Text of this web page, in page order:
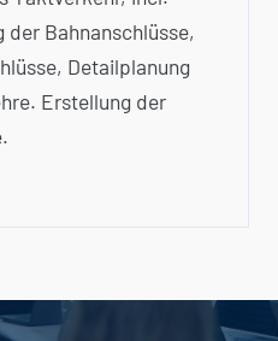
Bahn­anschlüsse,
Detail­planung
Erstellung der